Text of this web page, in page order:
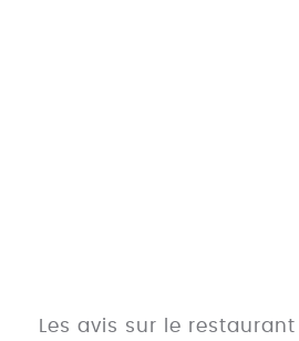
Les avis sur le restaurant